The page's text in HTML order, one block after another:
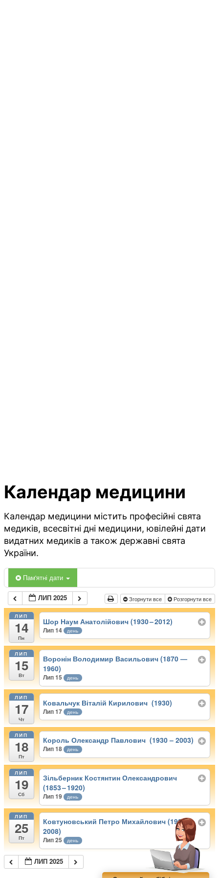
Календар медицини
Календар медицини містить професійні свята
медиків, всесвітні дні медицини, ювілейні дати
видатних медиків а також державні свята
України.
Пам'ятні дати
ЛИП 2025 Згорнути все Розгорнути все
ЛИП
14
Пн
Шор Наум Анатолійович (1930 – 2012)
Лип 14 день
ЛИП
15
Вт
Воронін Володимир Васильович (1870 —
1960)
Лип 15 день
ЛИП
17
Чт
Ковальчук Віталій Кирилович (1930)
Лип 17 день
ЛИП
18
Пт
Король Олександр Павлович (1930 – 2003)
Лип 18 день
ЛИП
19
Сб
Зільберник Костянтин Олександрович
(1853 – 1920)
Лип 19 день
ЛИП
25
Пт
Ковтуновський Петро Михайлович (1925 –
2008)
Лип 25 день
ЛИП 2025